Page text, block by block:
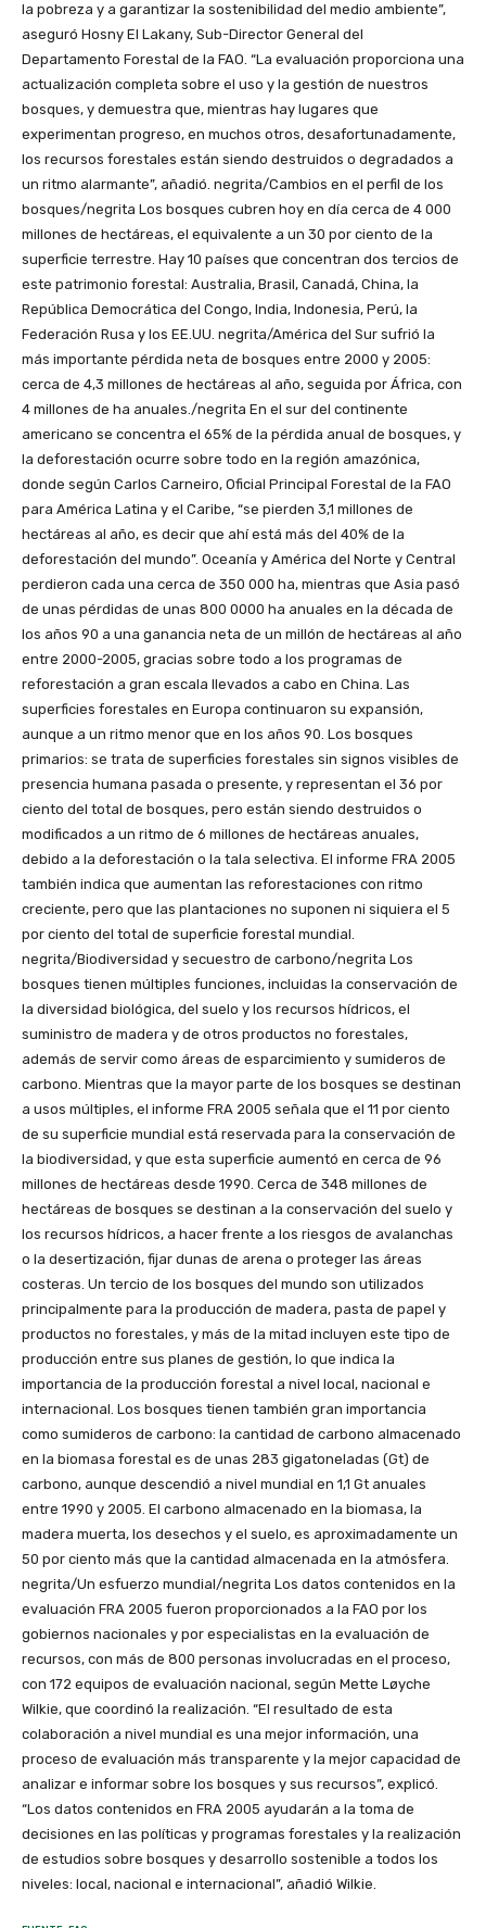
la pobreza y a garantizar la sostenibilidad del medio ambiente”,
aseguró Hosny El Lakany, Sub-Director General del
Departamento Forestal de la FAO. “La evaluación proporciona una
actualización completa sobre el uso y la gestión de nuestros
bosques, y demuestra que, mientras hay lugares que
experimentan progreso, en muchos otros, desafortunadamente,
los recursos forestales están siendo destruidos o degradados a
un ritmo alarmante”, añadió. negrita/Cambios en el perfil de los
bosques/negrita Los bosques cubren hoy en día cerca de 4 000
millones de hectáreas, el equivalente a un 30 por ciento de la
superficie terrestre. Hay 10 países que concentran dos tercios de
este patrimonio forestal: Australia, Brasil, Canadá, China, la
República Democrática del Congo, India, Indonesia, Perú, la
Federación Rusa y los EE.UU. negrita/América del Sur sufrió la
más importante pérdida neta de bosques entre 2000 y 2005:
cerca de 4,3 millones de hectáreas al año, seguida por África, con
4 millones de ha anuales./negrita En el sur del continente
americano se concentra el 65% de la pérdida anual de bosques, y
la deforestación ocurre sobre todo en la región amazónica,
donde según Carlos Carneiro, Oficial Principal Forestal de la FAO
para América Latina y el Caribe, “se pierden 3,1 millones de
hectáreas al año, es decir que ahí está más del 40% de la
deforestación del mundo”. Oceanía y América del Norte y Central
perdieron cada una cerca de 350 000 ha, mientras que Asia pasó
de unas pérdidas de unas 800 0000 ha anuales en la década de
los años 90 a una ganancia neta de un millón de hectáreas al año
entre 2000-2005, gracias sobre todo a los programas de
reforestación a gran escala llevados a cabo en China. Las
superficies forestales en Europa continuaron su expansión,
aunque a un ritmo menor que en los años 90. Los bosques
primarios: se trata de superficies forestales sin signos visibles de
presencia humana pasada o presente, y representan el 36 por
ciento del total de bosques, pero están siendo destruidos o
modificados a un ritmo de 6 millones de hectáreas anuales,
debido a la deforestación o la tala selectiva. El informe FRA 2005
también indica que aumentan las reforestaciones con ritmo
creciente, pero que las plantaciones no suponen ni siquiera el 5
por ciento del total de superficie forestal mundial.
negrita/Biodiversidad y secuestro de carbono/negrita Los
bosques tienen múltiples funciones, incluidas la conservación de
la diversidad biológica, del suelo y los recursos hídricos, el
suministro de madera y de otros productos no forestales,
además de servir como áreas de esparcimiento y sumideros de
carbono. Mientras que la mayor parte de los bosques se destinan
a usos múltiples, el informe FRA 2005 señala que el 11 por ciento
de su superficie mundial está reservada para la conservación de
la biodiversidad, y que esta superficie aumentó en cerca de 96
millones de hectáreas desde 1990. Cerca de 348 millones de
hectáreas de bosques se destinan a la conservación del suelo y
los recursos hídricos, a hacer frente a los riesgos de avalanchas
o la desertización, fijar dunas de arena o proteger las áreas
costeras. Un tercio de los bosques del mundo son utilizados
principalmente para la producción de madera, pasta de papel y
productos no forestales, y más de la mitad incluyen este tipo de
producción entre sus planes de gestión, lo que indica la
importancia de la producción forestal a nivel local, nacional e
internacional. Los bosques tienen también gran importancia
como sumideros de carbono: la cantidad de carbono almacenado
en la biomasa forestal es de unas 283 gigatoneladas (Gt) de
carbono, aunque descendió a nivel mundial en 1,1 Gt anuales
entre 1990 y 2005. El carbono almacenado en la biomasa, la
madera muerta, los desechos y el suelo, es aproximadamente un
50 por ciento más que la cantidad almacenada en la atmósfera.
negrita/Un esfuerzo mundial/negrita Los datos contenidos en la
evaluación FRA 2005 fueron proporcionados a la FAO por los
gobiernos nacionales y por especialistas en la evaluación de
recursos, con más de 800 personas involucradas en el proceso,
con 172 equipos de evaluación nacional, según Mette Løyche
Wilkie, que coordinó la realización. “El resultado de esta
colaboración a nivel mundial es una mejor información, una
proceso de evaluación más transparente y la mejor capacidad de
analizar e informar sobre los bosques y sus recursos”, explicó.
“Los datos contenidos en FRA 2005 ayudarán a la toma de
decisiones en las políticas y programas forestales y la realización
de estudios sobre bosques y desarrollo sostenible a todos los
niveles: local, nacional e internacional”, añadió Wilkie.